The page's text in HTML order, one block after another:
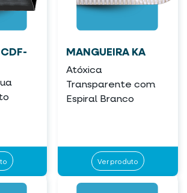
MANGUEIRA KA
Atóxica
Transparente com
Espiral Branco
Ver produto